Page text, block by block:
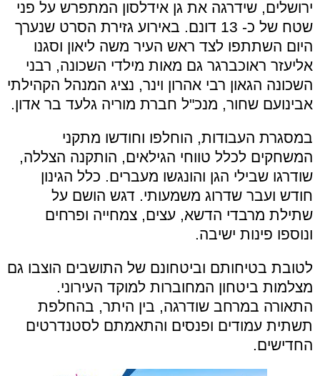
ירושלים, שידרגה את גן אידלסון המתפרש על פני
שטח של כ- 13 דונם. באירוע גזירת הסרט שנערך
היום השתתפו לצד ראש העיר משה ליאון וסגנו
אליעזר ראוכברגר גם מאות מילדי השכונה, רבני
השכונה הגאון רבי אהרון וינר, נציג המנהל הקהילתי
אבינועם שחור, מנכ"ל חברת מוריה גלעד בר אדון.
במסגרת העבודות, הוחלפו וחודשו מתקני
המשחקים לכלל טווחי הגילאים, הותקנה הצללה,
שודרגו שבילי הגן והונגשו מעברים. כלל הגינון
חודש ועבר שדרוג משמעותי. דגש הושם על
שתילת מרבדי הדשא, עצים, צמחייה ופרחים
ונוספו פינות ישיבה.
לטובת בטיחותם וביטחונם של התושבים הוצבו גם
מצלמות ביטחון המחוברות למוקד העירוני.
התאורה במרחב שודרגה, בין היתר, בהחלפת
תשתית עמודים ופנסים והתאמתם לסטנדרטים
החדישים.